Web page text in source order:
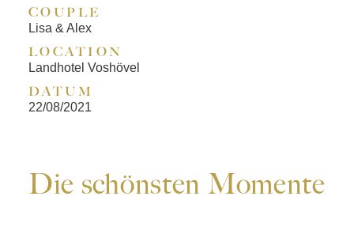
COUPLE
Lisa & Alex
LOCATION
Landhotel Voshövel
DATUM
22/08/2021
Die schönsten Momente